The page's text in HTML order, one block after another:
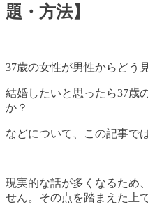
題・方法】
37歳の女性が男性からどう
結婚したいと思ったら37歳
か？
などについて、この記事で
現実的な話が多くなるため
せん。その点を踏まえた上